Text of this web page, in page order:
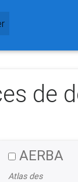
(current)
de
AERBA
Atlas des